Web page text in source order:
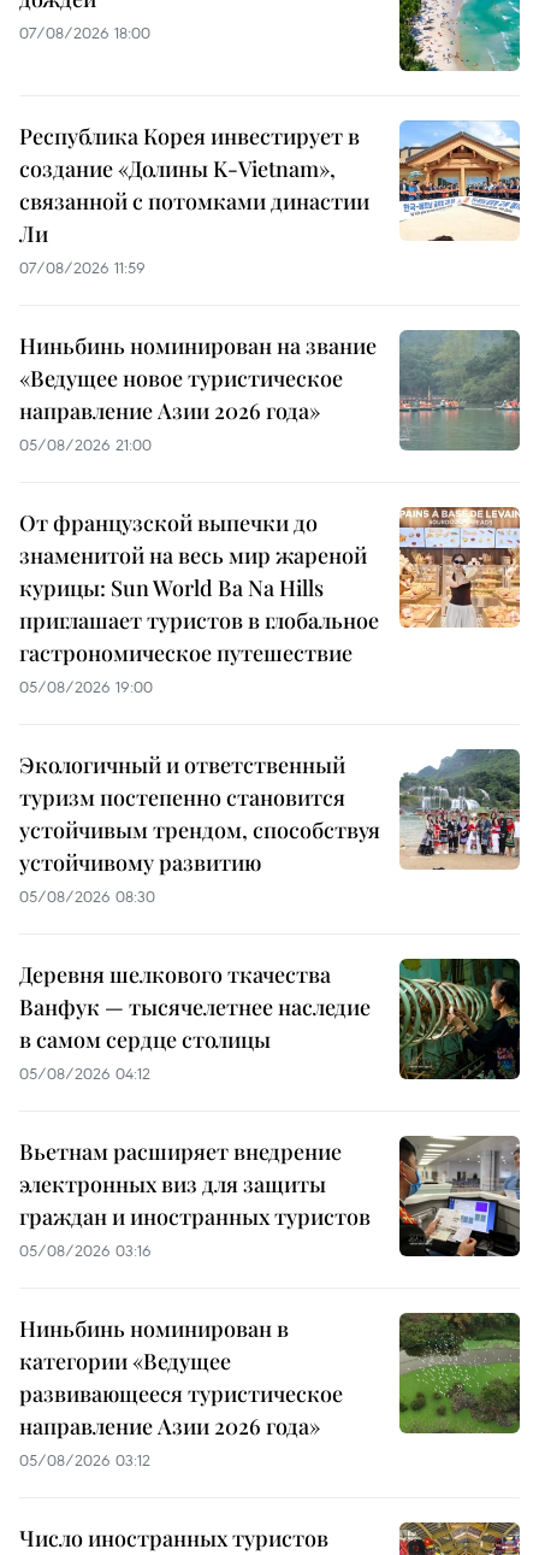
07/08/2026 18:00
Республика Корея инвестирует в
создание «Долины K-Vietnam»,
связанной с потомками династии
Ли
07/08/2026 11:59
Ниньбинь номинирован на звание
«Ведущее новое туристическое
направление Азии 2026 года»
05/08/2026 21:00
От французской выпечки до
знаменитой на весь мир жареной
курицы: Sun World Ba Na Hills
приглашает туристов в глобальное
гастрономическое путешествие
05/08/2026 19:00
Экологичный и ответственный
туризм постепенно становится
устойчивым трендом, способствуя
устойчивому развитию
05/08/2026 08:30
Деревня шелкового ткачества
Ванфук — тысячелетнее наследие
в самом сердце столицы
05/08/2026 04:12
Вьетнам расширяет внедрение
электронных виз для защиты
граждан и иностранных туристов
05/08/2026 03:16
Ниньбинь номинирован в
категории «Ведущее
развивающееся туристическое
направление Азии 2026 года»
05/08/2026 03:12
Число иностранных туристов